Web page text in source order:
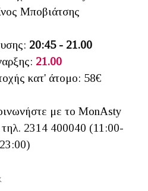
Μποβιάτσης
20:45 - 21.00
21.00
κατ' άτομο: 58€
με το MonAsty
2314 400040 (11:00-
23:00)